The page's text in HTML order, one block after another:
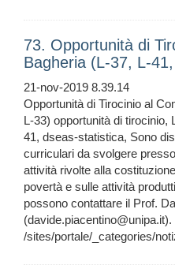
73. Opportunità di
Bagheria (L-37, L-
21-nov-2019 8.39.14
Opportunità di Tirocinio al
L-33) opportunità di tirocinio,
41, dseas-statistica, Sono
curriculari da svolgere
attività rivolte alla
povertà e sulle attività
possono contattare il Prof.
/sites/portale/_categories/